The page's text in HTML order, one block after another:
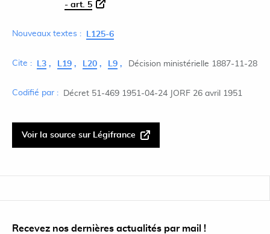
- art. 5
Nouveaux textes : L125-6
Cite : L3 L19 L20 L9 Décision ministérielle 1887-11-28
Codifié par : Décret 51-469 1951-04-24 JORF 26 avril 1951
Voir la source sur Légifrance
Recevez nos dernières actualités par mail !